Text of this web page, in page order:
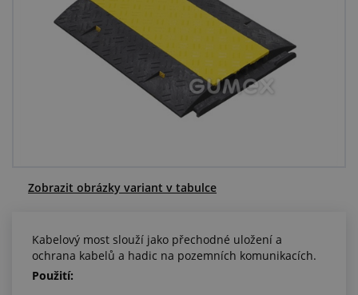
Zlepšení pracovního prostředí
Další pryžové a plastové výrobky
O nás a kariéra
Zobrazit obrázky variant v tabulce
Kabelový most slouží jako přechodné uložení a
ochrana kabelů a hadic na pozemních komunikacích.
Použití: